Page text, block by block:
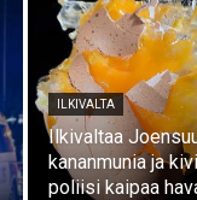
ILKIVALTA
Ilkivaltaa
kananmunia ja
poliisi kaipaa